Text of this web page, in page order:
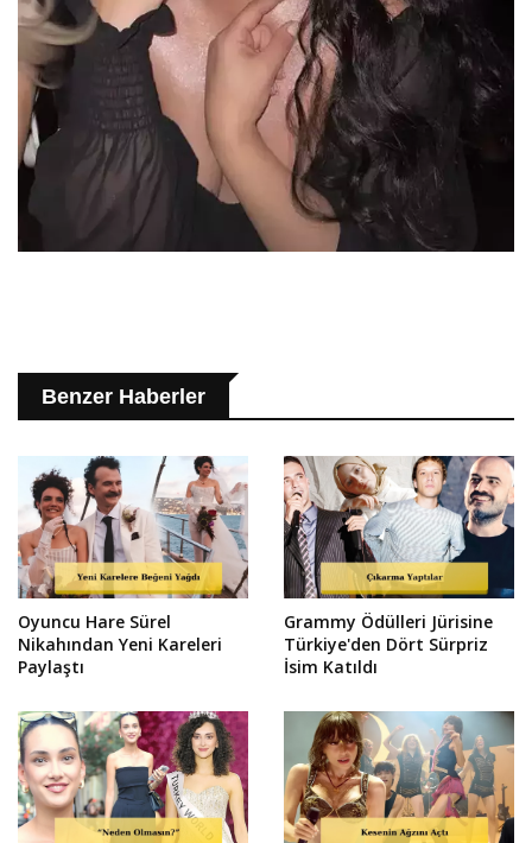
Benzer Haberler
Oyuncu Hare Sürel
Nikahından Yeni Kareleri
Paylaştı
Grammy Ödülleri Jürisine
Türkiye'den Dört Sürpriz
İsim Katıldı